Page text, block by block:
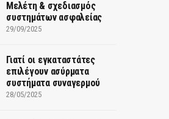
Μελέτη & σχεδιασμός
συστημάτων ασφαλείας
29/09/2025
Γιατί οι εγκαταστάτες
επιλέγουν ασύρματα
συστήματα συναγερμού
28/05/2025